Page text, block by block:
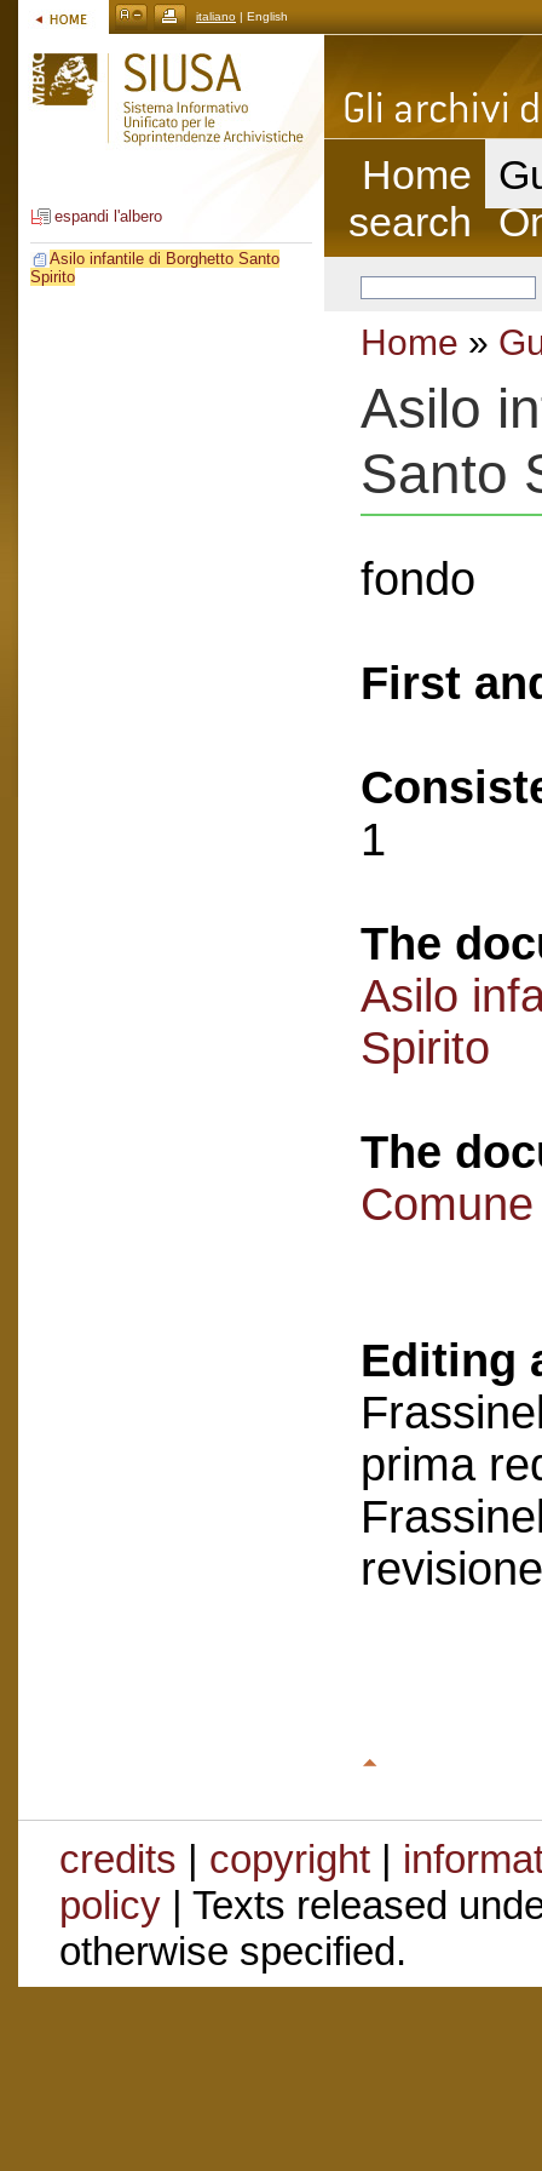
italiano | English
espandi l'albero
Asilo infantile di Borghetto Santo
Spirito
Home
search
Home »
Asilo
Santo
fondo
First
1
The
Asilo
Spirito
The
Editing
prima
revisione
credits | copyright|
policy| Texts released
otherwise specified.